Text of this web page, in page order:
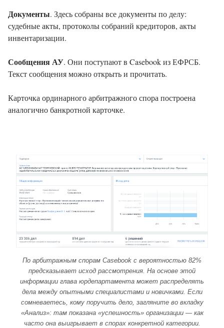
Документы. Здесь собраны все документы по делу:
судебные акты, протоколы собраний кредиторов, акты
инвентаризации.
Сообщения АУ. Они поступают в Casebook из ЕФРСБ.
Текст сообщения можно открыть и прочитать.
Карточка ординарного арбитражного спора построена
аналогично банкротной карточке.
По арбитражным спорам Casebook с вероятностью 82%
предсказывает исход рассмотрения. На основе этой
информации глава юрдепартамента может распределять
дела между опытными специалистами и новичками. Если
сомневаетесь, кому поручить дело, загляните во вкладку
«Анализ»: там показана «успешность» организации — как
часто она выигрывает в спорах конкретной категории.